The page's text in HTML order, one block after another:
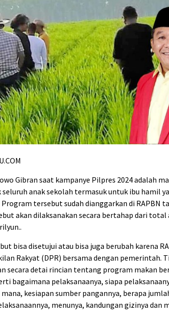
Gibran saat kampanye Pilpres 2024 adalah
anak sekolah termasuk untuk ibu hamil
tersebut sudah dianggarkan di RAPBN
akan dilaksanakan secara bertahap dari total
bisa disetujui atau bisa juga berubah karena
Rakyat (DPR) bersama dengan pemerintah.
secara detai rincian tentang program makan
bagaimana pelaksanaanya, siapa
kesiapan sumber pangannya, berapa
menunya, kandungan gizinya dan